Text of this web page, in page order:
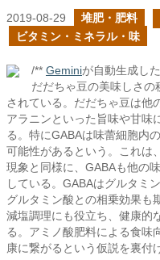
2019-08-29 堆肥・肥料
ビタミン・ミネラル・味
/** Geminiが自動生成し
だだちゃ豆の美味しさの
されている。だだちゃ豆は他
アラニンといった旨味や甘味
る。特にGABAは味蕾細胞内
可能性があるという。これは
現象と同様に、GABAも他の
している。GABAはグルタミ
グルタミン酸との相乗効果も
減塩調理にも役立ち、健康的
る。アミノ酸肥料による食味
康に繋がるという仮説を裏付